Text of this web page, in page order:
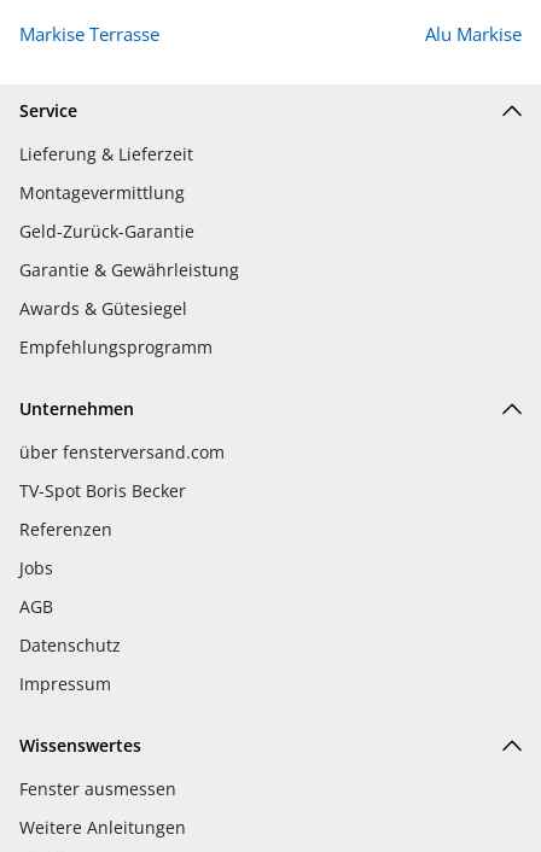
Markise Terrasse Alu Markise
Service
Lieferung & Lieferzeit
Montagevermittlung
Geld-Zurück-Garantie
Garantie & Gewährleistung
Awards & Gütesiegel
Empfehlungsprogramm
Unternehmen
über fensterversand.com
TV-Spot Boris Becker
Referenzen
Jobs
AGB
Datenschutz
Impressum
Wissenswertes
Fenster ausmessen
Weitere Anleitungen